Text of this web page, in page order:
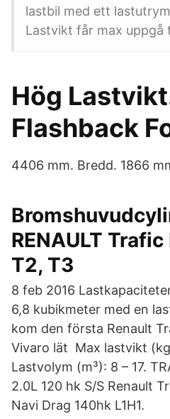
lastbil med ett
Lastvikt får max uppgå
Hög
Flashback
4406 mm. Bredd. 1866
RENAULT
T2, T3
8 feb 2016
6,8 kubikmeter med en
kom den första Renault
Vivaro lät Max lastvikt
Lastvolym (m³): 8 – 17.
2.0L 120 hk S/S Renault
Navi Drag 140hk L1H1.